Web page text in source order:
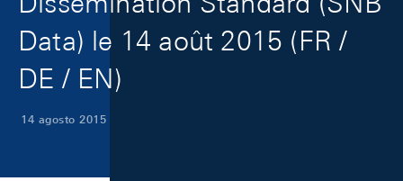
Data) le 14 août 2015 (FR /
DE / EN)
14 agosto 2015